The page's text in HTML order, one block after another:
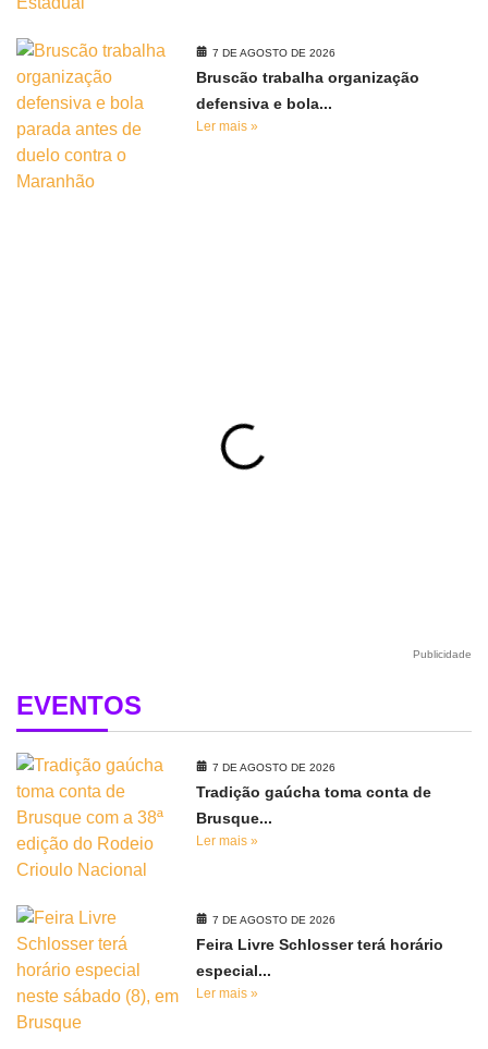
7 DE AGOSTO DE 2026
Bruscão trabalha organização
defensiva e bola...
Ler mais »
Publicidade
EVENTOS
7 DE AGOSTO DE 2026
Tradição gaúcha toma conta de
Brusque...
Ler mais »
7 DE AGOSTO DE 2026
Feira Livre Schlosser terá horário
especial...
Ler mais »